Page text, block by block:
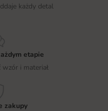
każdy detal
etapie
i materiał
zakupy